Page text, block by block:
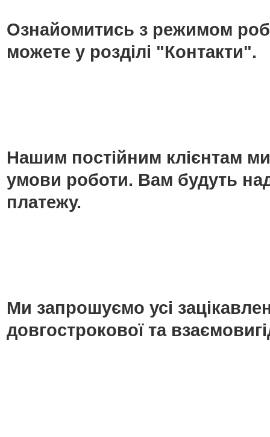
Ознайомитись з режимом
можете у розділі "Контакти".
Нашим постійним клієнтам
умови роботи. Вам будуть
платежу.
Ми запрошуємо усі
довгострокової та